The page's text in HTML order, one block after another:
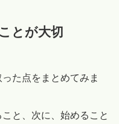
とが大切
た点をまとめてみま
と、次に、始めること